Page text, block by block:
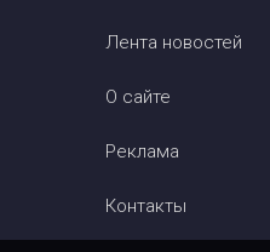
Лента новостей
О сайте
Реклама
Контакты